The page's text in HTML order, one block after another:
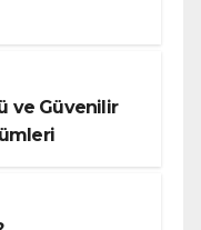
ve Güvenilir